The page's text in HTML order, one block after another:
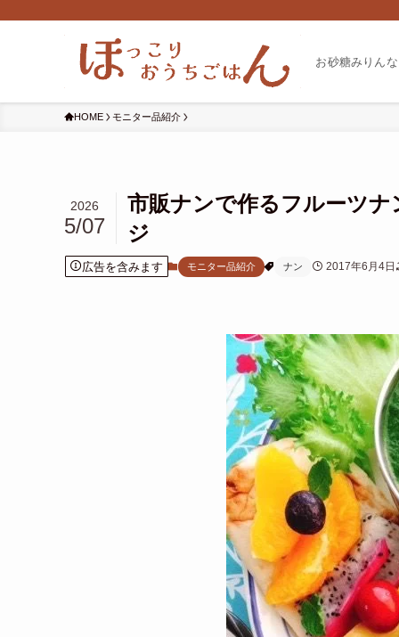
お砂糖みりん
HOME モニター品紹介
市販ナンで作るフルーツ
ジ
2026
5/07
広告を含みます モニター品紹介 ナン 2017年6月4日